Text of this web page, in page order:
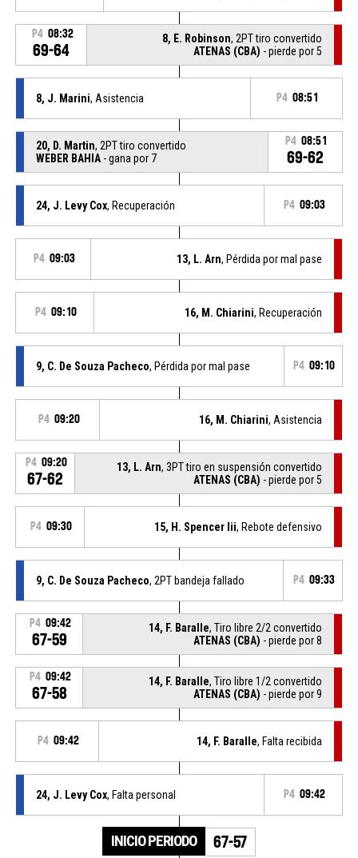
P4 08:32
69-64
8, E. Robinson, 2PT tiro convertido
ATENAS (CBA) - pierde por 5
8, J. Marini, Asistencia P4 08:51
20, D. Martin, 2PT tiro convertido
WEBER BAHIA- gana por 7
P4 08:51
69-62
24, J. Levy Cox, Recuperación P4 09:03
P4 09:03 13, L. Arn, Pérdida por mal pase
P4 09:10 16, M. Chiarini, Recuperación
9, C. De Souza Pacheco, Pérdida por mal pase P4 09:10
P4 09:20 16, M. Chiarini, Asistencia
P4 09:20
67-62
13, L. Arn, 3PT tiro en suspensión convertido
ATENAS (CBA) - pierde por 5
P4 09:30 15, H. Spencer Iii, Rebote defensivo
9, C. De Souza Pacheco, 2PT bandeja fallado P4 09:33
P4 09:42
67-59
14, F. Baralle, Tiro libre 2/2 convertido
ATENAS (CBA) - pierde por 8
P4 09:42
67-58
14, F. Baralle, Tiro libre 1/2 convertido
ATENAS (CBA) - pierde por 9
P4 09:42 14, F. Baralle, Falta recibida
24, J. Levy Cox, Falta personal P4 09:42
INICIO PERIODO 67-57